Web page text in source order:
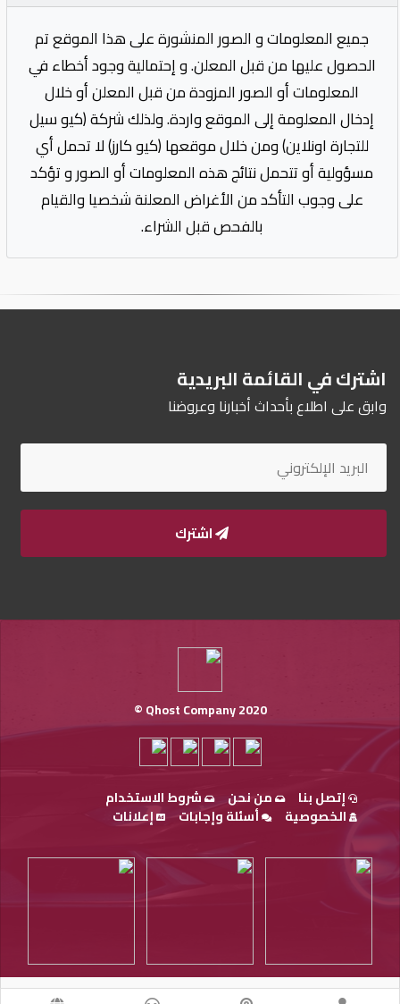
جميع المعلومات و الصور المنشورة على هذا الموقع تم
الحصول عليها من قبل المعلن. و إحتمالية وجود أخطاء في
المعلومات أو الصور المزودة من قبل المعلن أو خلال
إدخال المعلومة إلى الموقع واردة. ولذلك شركة (كيو سيل
للتجارة اونلاين) ومن خلال موقعها (كيو كارز) لا تحمل أي
مسؤولية أو تتحمل نتائج هذه المعلومات أو الصور و تؤكد
على وجوب التأكد من الأغراض المعلنة شخصيا والقيام
بالفحص قبل الشراء.
اشترك في القائمة البريدية
وابق على اطلاع بأحداث أخبارنا وعروضنا
اشترك
Qhost Company 2020 ©
إتصل بنا من نحن
شروط الاستخدام
الخصوصية
أسئلة وإجابات إعلانات